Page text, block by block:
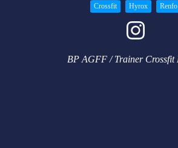
Crossfit Hyrox Renfo
BP AGFF / Trainer Crossfit